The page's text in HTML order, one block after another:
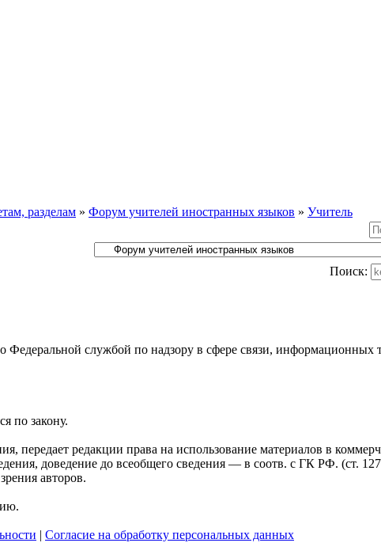
разделам » Форум учителей иностранных языков » Учитель
Поиск:
службой по надзору в сфере связи, информационных
по закону.
передает редакции права на использование материалов в
доведение до всеобщего сведения — в соотв. с ГК РФ. (ст.
авторов.
| Согласие на обработку персональных данных